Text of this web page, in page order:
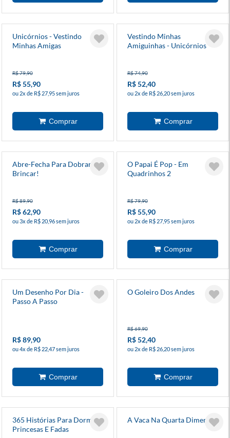
Unicórnios - Vestindo
Minhas Amigas
R$ 79,90
R$ 55,90
ou 2x de R$ 27,95 sem juros
Vestindo Minhas
Amiguinhas - Unicórnios
R$ 74,90
R$ 52,40
ou 2x de R$ 26,20 sem juros
Abre-Fecha Para Dobrar E
Brincar!
R$ 89,90
R$ 62,90
ou 3x de R$ 20,96 sem juros
O Papai É Pop - Em
Quadrinhos 2
R$ 79,90
R$ 55,90
ou 2x de R$ 27,95 sem juros
Um Desenho Por Dia -
Passo A Passo
R$ 89,90
ou 4x de R$ 22,47 sem juros
O Goleiro Dos Andes
R$ 69,90
R$ 52,40
ou 2x de R$ 26,20 sem juros
365 Histórias Para Dormir -
Princesas E Fadas
A Vaca Na Quarta Dimensão